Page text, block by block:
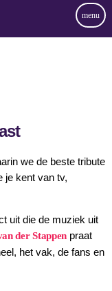
menu
we de beste tribute
je kent van tv,
uit die de muziek uit
der Stappen praat
het vak, de fans en